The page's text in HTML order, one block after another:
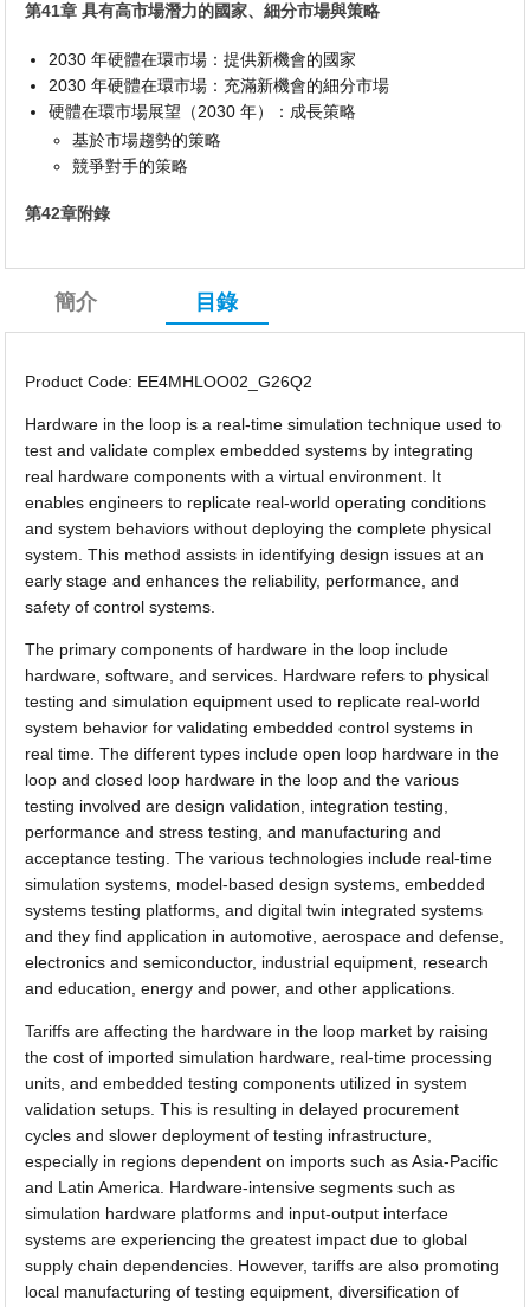
第41章 具有高市場潛力的國家、細分市場與策略
2030 年硬體在環市場：提供新機會的國家
2030 年硬體在環市場：充滿新機會的細分市場
硬體在環市場展望（2030 年）：成長策略
基於市場趨勢的策略
競爭對手的策略
第42章附錄
簡介 目錄
Product Code: EE4MHLOO02_G26Q2
Hardware in the loop is a real-time simulation technique used to
test and validate complex embedded systems by integrating
real hardware components with a virtual environment. It
enables engineers to replicate real-world operating conditions
and system behaviors without deploying the complete physical
system. This method assists in identifying design issues at an
early stage and enhances the reliability, performance, and
safety of control systems.
The primary components of hardware in the loop include
hardware, software, and services. Hardware refers to physical
testing and simulation equipment used to replicate real-world
system behavior for validating embedded control systems in
real time. The different types include open loop hardware in the
loop and closed loop hardware in the loop and the various
testing involved are design validation, integration testing,
performance and stress testing, and manufacturing and
acceptance testing. The various technologies include real-time
simulation systems, model-based design systems, embedded
systems testing platforms, and digital twin integrated systems
and they find application in automotive, aerospace and defense,
electronics and semiconductor, industrial equipment, research
and education, energy and power, and other applications.
Tariffs are affecting the hardware in the loop market by raising
the cost of imported simulation hardware, real-time processing
units, and embedded testing components utilized in system
validation setups. This is resulting in delayed procurement
cycles and slower deployment of testing infrastructure,
especially in regions dependent on imports such as Asia-Pacific
and Latin America. Hardware-intensive segments such as
simulation hardware platforms and input-output interface
systems are experiencing the greatest impact due to global
supply chain dependencies. However, tariffs are also promoting
local manufacturing of testing equipment, diversification of